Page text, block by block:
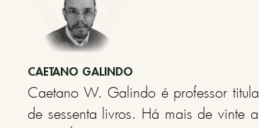
CAETANO GALINDO
Caetano W. Galindo é professor
de sessenta livros. Há mais de vinte